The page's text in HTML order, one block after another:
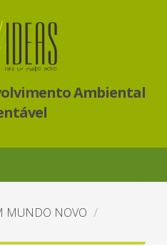
Ambiental
MUNDO NOVO